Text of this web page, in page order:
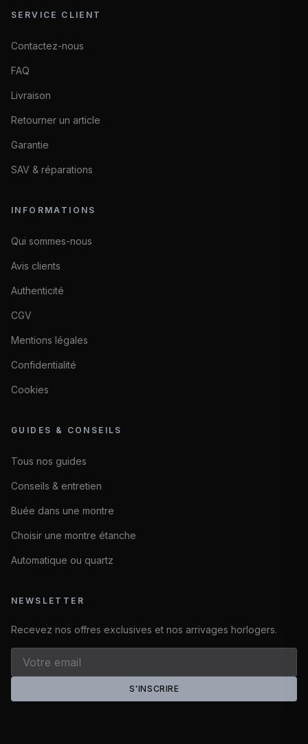
SERVICE CLIENT
Contactez-nous
FAQ
Livraison
Retourner un article
Garantie
SAV & réparations
INFORMATIONS
Qui sommes-nous
Avis clients
Authenticité
CGV
Mentions légales
Confidentialité
Cookies
GUIDES & CONSEILS
Tous nos guides
Conseils & entretien
Buée dans une montre
Choisir une montre étanche
Automatique ou quartz
NEWSLETTER
Recevez nos offres exclusives et nos arrivages horlogers.
S'INSCRIRE